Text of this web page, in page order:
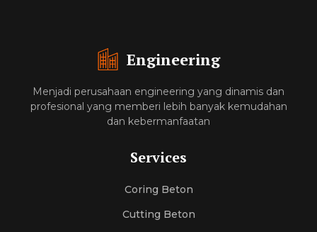
Engineering
Menjadi perusahaan engineering yang dinamis dan
profesional yang memberi lebih banyak kemudahan
dan kebermanfaatan
Services
Coring Beton
Cutting Beton